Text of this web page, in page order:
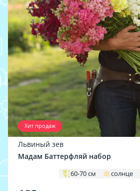
Хит продаж
Львиный зев
Мадам Баттерфляй набор
60-70 см солнце